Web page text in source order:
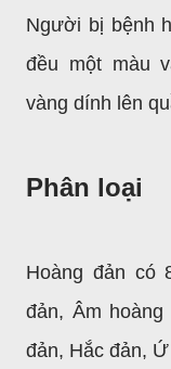
Người bị bệnh
đều một màu
vàng dính lên
Phân loại
Hoàng đản có
đản, Âm
đản, Hắc đản,